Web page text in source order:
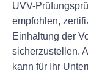
UVV-
empfohlen,
Einhaltung der
sicherzustellen.
kann für Ihr